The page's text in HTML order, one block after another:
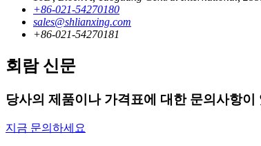
+86-021-54270180
sales@shlianxing.com
+86-021-54270181
회람 신문
당사의 제품이나 가격표에 대한 문의사항
지금 문의하세요